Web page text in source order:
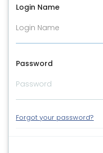
Login Name
Password
Forgot your password?